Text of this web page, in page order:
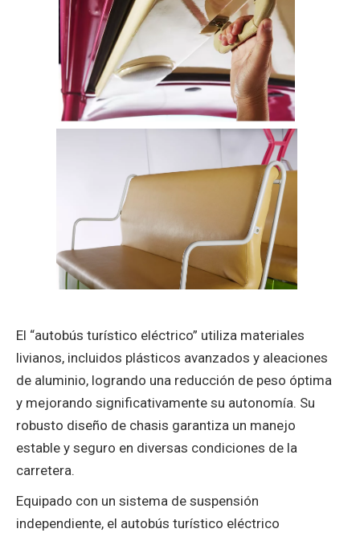
El “autobús turístico eléctrico” utiliza materiales
livianos, incluidos plásticos avanzados y aleaciones
de aluminio, logrando una reducción de peso óptima
y mejorando significativamente su autonomía. Su
robusto diseño de chasis garantiza un manejo
estable y seguro en diversas condiciones de la
carretera.
Equipado con un ‌sistema de suspensión
independiente‌, el ‌autobús turístico eléctrico‌